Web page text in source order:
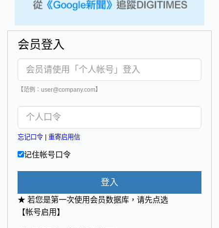
会员登入
【范例：user@company.com】
忘记口令 重寄启用信
记住帐号口令
登入
★ 若您是第一次使用会员数据库，请先点选
【帐号启用】